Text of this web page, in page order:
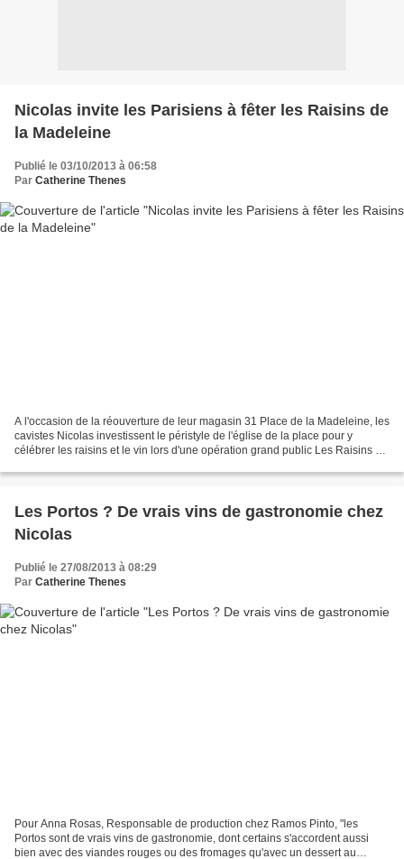
Nicolas invite les Parisiens à fêter les Raisins de
la Madeleine
Publié le 03/10/2013 à 06:58
Par Catherine Thenes
A l'occasion de la réouverture de leur magasin 31 Place de la Madeleine, les
cavistes Nicolas investissent le péristyle de l'église de la place pour y
célébrer les raisins et le vin lors d'une opération grand public Les Raisins de
Les Portos ? De vrais vins de gastronomie chez
Nicolas
Publié le 27/08/2013 à 08:29
Par Catherine Thenes
Pour Anna Rosas, Responsable de production chez Ramos Pinto, "les
Portos sont de vrais vins de gastronomie, dont certains s'accordent aussi
bien avec des viandes rouges ou des fromages qu'avec un dessert au